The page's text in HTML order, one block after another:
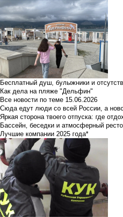
Бесплатный душ, булыжники и
Как дела на пляже "Дельфин"
Все новости по теме 15.06.2026
Сюда едут люди со всей России, а
Яркая сторона твоего отпуска: где
Бассейн, беседки и атмосферный
Лучшие компании 2025 года*